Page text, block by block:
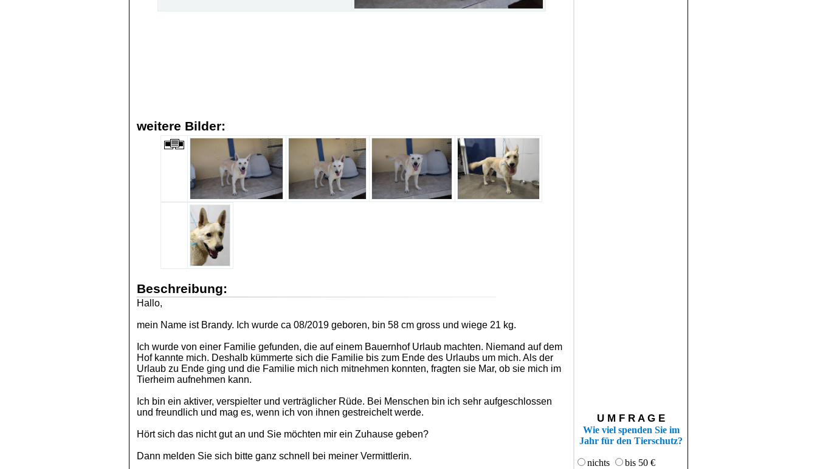
weitere Bilder:
Beschreibung:
Hallo,
mein Name ist Brandy. Ich wurde ca 08/2019 geboren, bin 58 cm gross und wiege 21 kg.
Ich wurde von einer Familie gefunden, die auf einem Bauernhof Urlaub machten. Niemand auf dem
Hof kannte mich. Deshalb kümmerte sich die Familie bis zum Ende des Urlaubs um mich. Als der
Urlaub zu Ende ging und die Familie mich nich mitnehmen konnten, fragten sie Mar, ob sie mich im
Tierheim aufnehmen kann.
Ich bin ein aktiver, verspielter und verträglicher Rüde. Bei Menschen bin ich sehr aufgeschlossen
und freundlich und mag es, wenn ich von ihnen gestreichelt werde.
Hört sich das nicht gut an und Sie möchten mir ein Zuhause geben?
Dann melden Sie sich bitte ganz schnell bei meiner Vermittlerin.
U M F R A G E
Wie viel spenden Sie im
Jahr für den Tierschutz?
nichts
bis 50 €